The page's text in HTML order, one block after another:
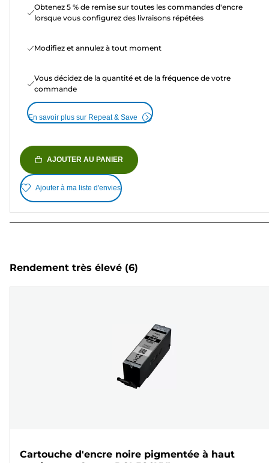
Obtenez 5 % de remise sur toutes les commandes d'encre
lorsque vous configurez des livraisons répétées
Modifiez et annulez à tout moment
Vous décidez de la quantité et de la fréquence de votre
commande
En savoir plus sur Repeat & Save
AJOUTER AU PANIER
Ajouter à ma liste d'envies
Rendement très élevé (6)
Cartouche d'encre noire pigmentée à haut